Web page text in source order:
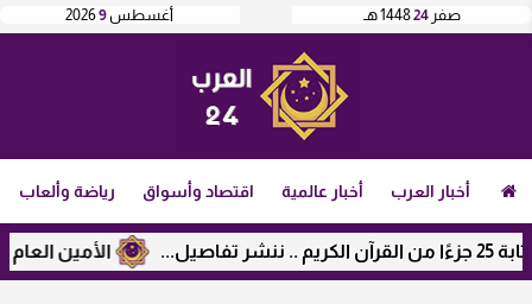
أغسطس9
2026 صفر 241448 هـ
أخبار العرب أخبار عالمية اقتصاد وأسواق رياضة وألعاب
الأمين العام